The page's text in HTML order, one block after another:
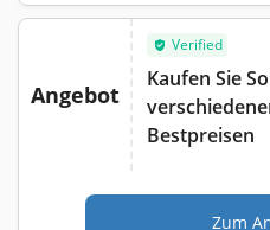
Angebot
Verified
Kaufen Sie
Bestpreisen
Zum